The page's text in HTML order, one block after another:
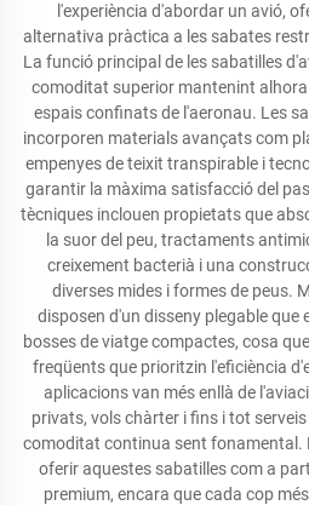
l'experiència d'abordar un avió,
alternativa pràctica a les sabates
La funció principal de les sabatilles
comoditat superior mantenint
espais confinats de l'aeronau. Les
incorporen materials avançats com
empenyes de teixit transpirable i
garantir la màxima satisfacció del
tècniques inclouen propietats que
la suor del peu, tractaments
creixement bacterià i una
diverses mides i formes de peus.
disposen d'un disseny plegable que
bosses de viatge compactes, cosa
freqüents que prioritzin l'eficiència
aplicacions van més enllà de
privats, vols chàrter i fins i tot
comoditat continua sent fonamental.
oferir aquestes sabatilles com a
premium, encara que cada cop